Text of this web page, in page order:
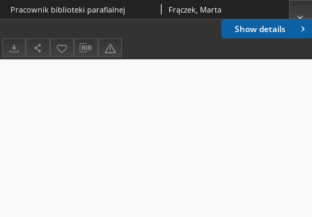
Show details
Pracownik biblioteki parafialnej Frączek, Marta